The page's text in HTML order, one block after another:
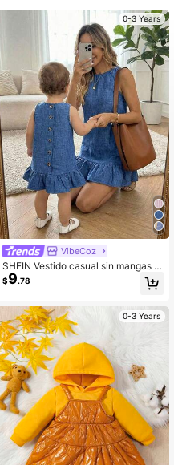
0-3 Years
VibeCoz
SHEIN Vestido casual sin mangas d
e unicolor tejido para niña bebé
$9.78
0-3 Years